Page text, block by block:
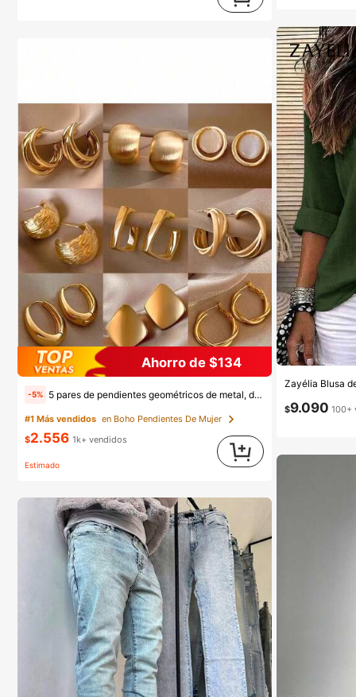
Ahorro de $134
-5% 5 pares de pendientes geométricos de metal, diseño exagerado europeo y americano, conjunto de pendientes de lujo de nicho, estilos mixtos aleatorios
#1 Más vendidos en Boho Pendientes De Mujer
$2.556 1k+ vendidos
Estimado
$9.090 100+